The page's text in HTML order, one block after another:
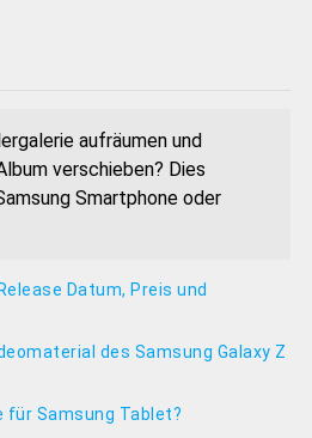
aufräumen und
verschieben? Dies
Smartphone oder
Datum, Preis und
des Samsung Galaxy Z
für Samsung Tablet?